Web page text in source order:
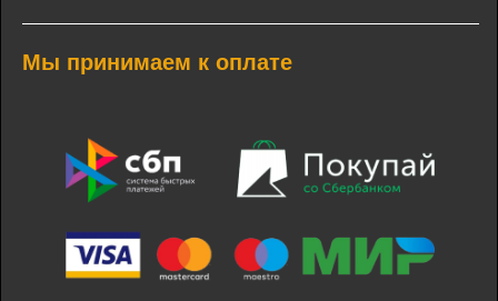
Мы принимаем к оплате